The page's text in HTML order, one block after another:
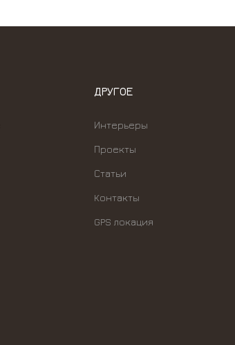
ДРУГОЕ
Интерьеры
Проекты
Статьи
Контакты
GPS локация